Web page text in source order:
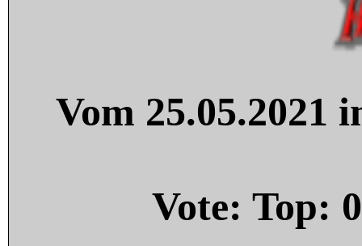
Vom 25.05.2021
Vote: Top: 0